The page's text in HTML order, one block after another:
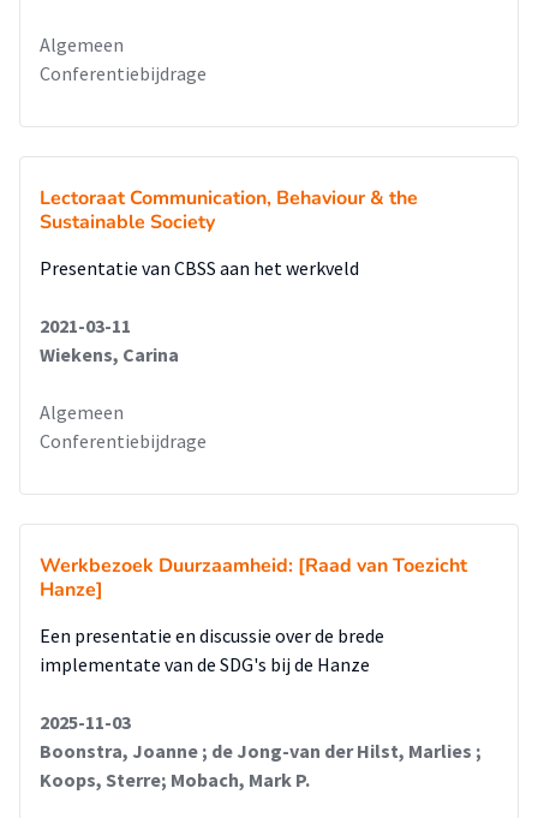
Algemeen
Conferentiebijdrage
Lectoraat Communication, Behaviour & the
Sustainable Society
Presentatie van CBSS aan het werkveld
2021-03-11
Wiekens, Carina
Algemeen
Conferentiebijdrage
Werkbezoek Duurzaamheid: [Raad van Toezicht
Hanze]
Een presentatie en discussie over de brede
implementate van de SDG's bij de Hanze
2025-11-03
Boonstra, Joanne ; de Jong-van der Hilst, Marlies ;
Koops, Sterre; Mobach, Mark P.